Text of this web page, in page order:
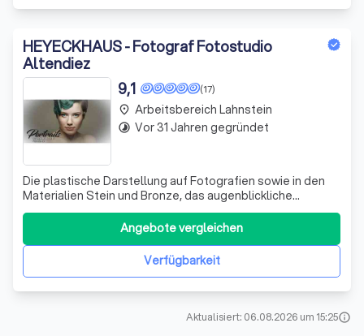
HEYECKHAUS - Fotograf Fotostudio
Altendiez
(17)
9,1
Die plastische Darstellung auf Fotografien sowie in den
Materialien Stein und Bronze, das augenblickliche
festhalten , klassisch und auch modern und skurril ist eine
Leidenschaft, handwerklich und künstlerisch perfekte
Werke schaffen, ein Passion. Diesem Kredo folge ich seit
meiner Ausbildung. Mi Verfügbarkeit
Angebote vergleichen
place Arbeitsbereich Lahnstein
timelapse Vor 31 Jahren gegründet
Aktualisiert: 06.08.2026 um 15:25info